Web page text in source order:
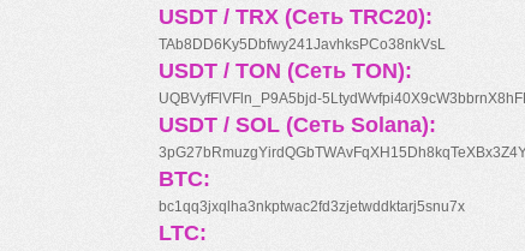
USDT / TRX (Сеть TRC20):
TAb8DD6Ky5Dbfwy241JavhksPCo38nkVsL
USDT / TON (Сеть TON):
UQBVyfFlVFln_P9A5bjd-
USDT / SOL (Сеть Solana):
BTC:
bc1qq3jxqlha3nkptwac2fd3zjetwddktarj5snu7x
LTC: